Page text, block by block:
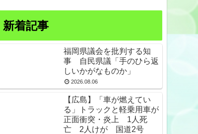
新着記事
福岡県議会を批判する知
事 自民県議「手のひら返
しいかがなものか」
2026.08.06
【広島】「車が燃えてい
る」トラックと軽乗用車が
正面衝突・炎上 1人死
亡 2人けが 国道2号